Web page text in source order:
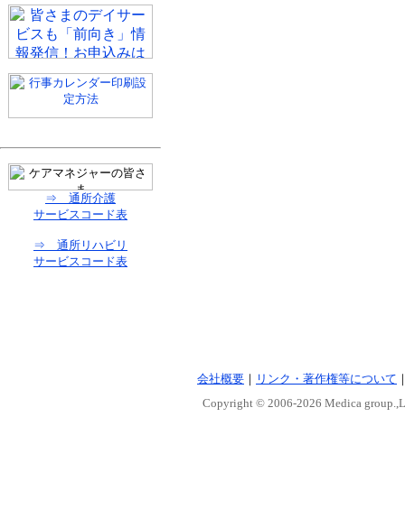
⇒ 通所介護
サービスコード表
⇒ 通所リハビリ
サービスコード表
会社概要 ｜ リンク・著作権等について
Copyright © 2006-2026 Medica